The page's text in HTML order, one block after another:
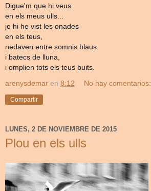
Digue'm que hi veus
en els meus ulls...
jo hi he vist les onades
en els teus,
nedaven entre somnis blaus
i batecs de lluna,
i omplien tots els teus buits.
arenysdemar en 8:12 No hay comentarios:
Compartir
LUNES, 2 DE NOVIEMBRE DE 2015
Plou en els ulls